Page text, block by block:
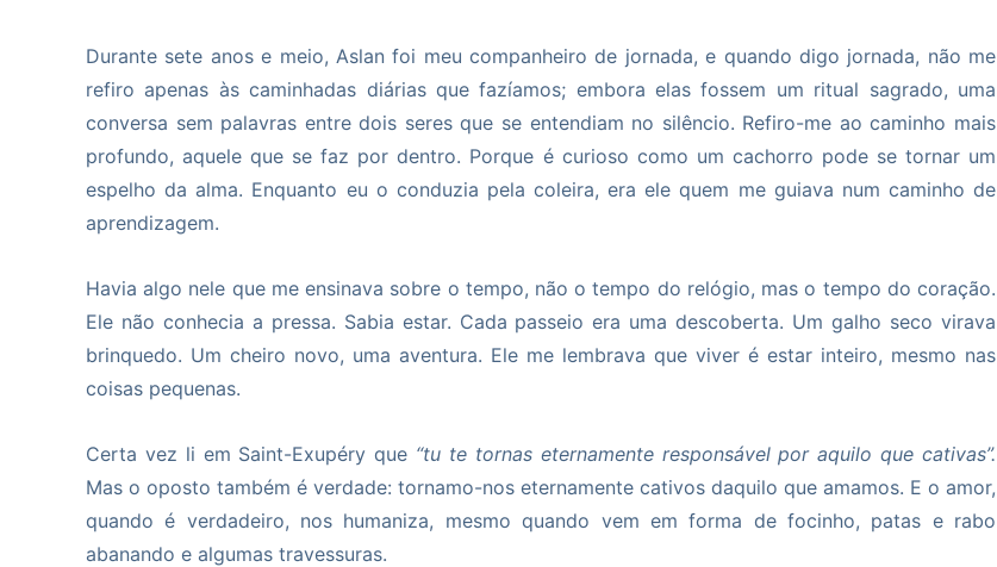
Durante sete anos e meio, Aslan foi meu companheiro de jornada, e quando digo jornada, não me
refiro apenas às caminhadas diárias que fazíamos; embora elas fossem um ritual sagrado, uma
conversa sem palavras entre dois seres que se entendiam no silêncio. Refiro-me ao caminho mais
profundo, aquele que se faz por dentro. Porque é curioso como um cachorro pode se tornar um
espelho da alma. Enquanto eu o conduzia pela coleira, era ele quem me guiava num caminho de
aprendizagem.
Havia algo nele que me ensinava sobre o tempo, não o tempo do relógio, mas o tempo do coração.
Ele não conhecia a pressa. Sabia estar. Cada passeio era uma descoberta. Um galho seco virava
brinquedo. Um cheiro novo, uma aventura. Ele me lembrava que viver é estar inteiro, mesmo nas
coisas pequenas.
Certa vez li em Saint-Exupéry que “tu te tornas eternamente responsável por aquilo que cativas”.
Mas o oposto também é verdade: tornamo-nos eternamente cativos daquilo que amamos. E o amor,
quando é verdadeiro, nos humaniza, mesmo quando vem em forma de focinho, patas e rabo
abanando e algumas travessuras.